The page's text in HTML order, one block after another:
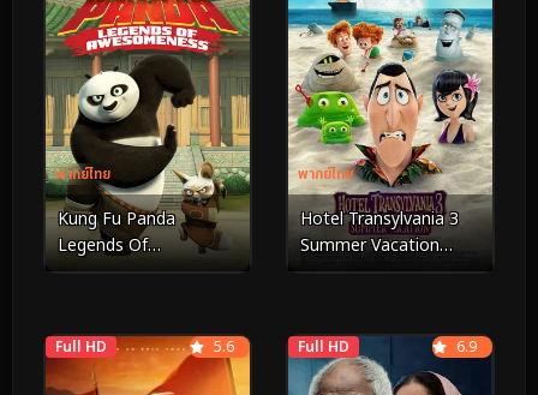
พากย์ไทย
Kung Fu Panda
Legends Of
Awesomeness Vol.12
พากย์ไทย
Hotel Transylvania 3
Summer Vacation
(2018) โรงแรมผีหนี ไปพัก
Full HD 5.6 Full HD 6.9